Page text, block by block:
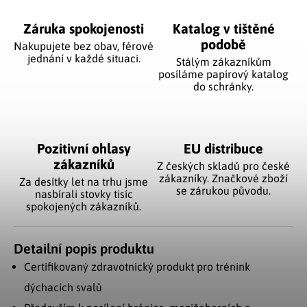
Záruka spokojenosti
Nakupujete bez obav, férové
jednání v každé situaci.
Katalog v tištěné
podobě
Stálým zákazníkům
posíláme papírový katalog
do schránky.
Pozitivní ohlasy
zákazníků
Za desítky let na trhu jsme
nasbírali stovky tisíc
spokojených zákazníků.
EU distribuce
Z českých skladů pro české
zákazníky. Značkové zboží
se zárukou původu.
Detailní popis produktu
Certifikovaný zdravotnický produkt pro trénink
dýchacích svalů